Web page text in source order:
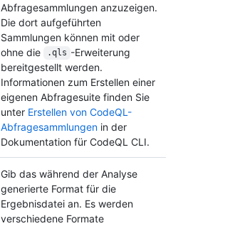
Abfragesammlungen anzuzeigen.
Die dort aufgeführten
Sammlungen können mit oder
ohne die
.qls -Erweiterung
bereitgestellt werden.
Informationen zum Erstellen einer
eigenen Abfragesuite finden Sie
unter Erstellen von CodeQL-
Abfragesammlungen in der
Dokumentation für CodeQL CLI.
Gib das während der Analyse
generierte Format für die
Ergebnisdatei an. Es werden
verschiedene Formate